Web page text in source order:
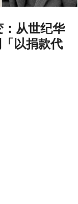
从世纪华
以捐款代